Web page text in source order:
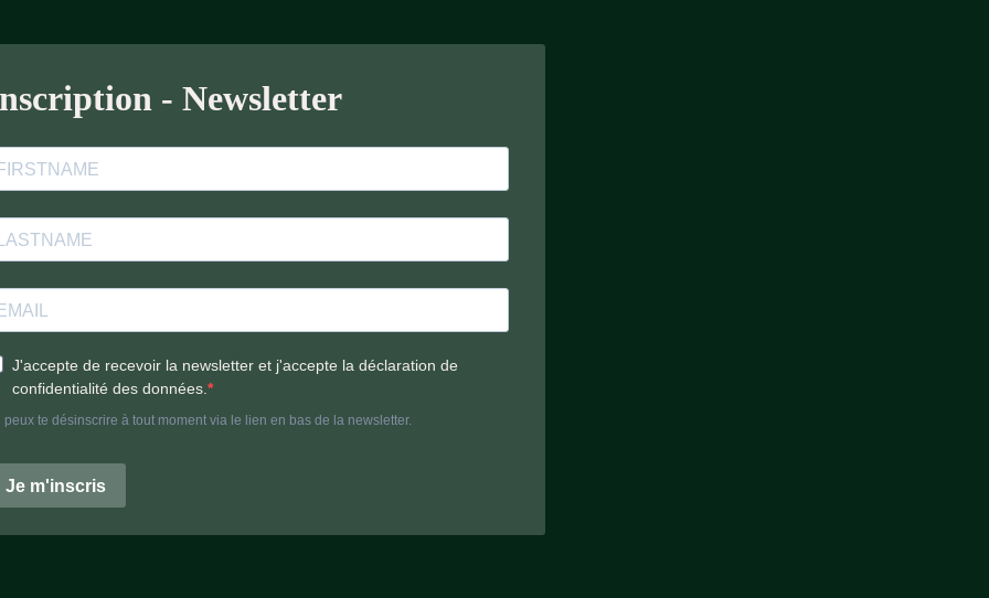
- Newsletter
J'accepte de recevoir la newsletter et j'accepte la déclaration de
confidentialité des données.
peux te désinscrire à tout moment via le lien en bas de la newsletter.
Je m'inscris